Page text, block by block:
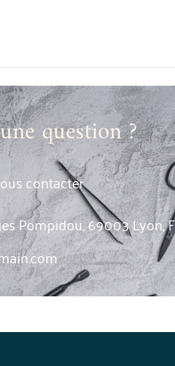
question ?
contacter
Pompidou, 69003 Lyon,